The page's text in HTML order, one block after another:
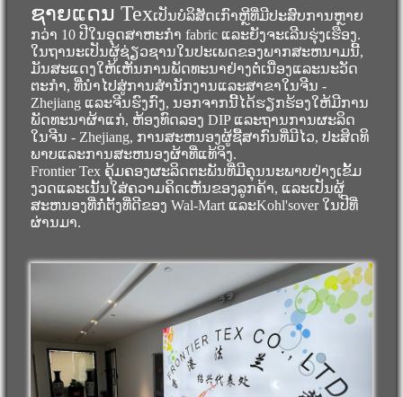
ຊາຍແດນ Texເປັນບໍລິສັດເກົາຫຼີທີ່ມີປະສົບການຫຼາຍ
ກວ່າ 10 ປີໃນອຸດສາຫະກໍາ fabric ແລະຍັງຈະເລີນຮຸ່ງເຮືອງ.
ໃນ​ຖາ​ນະ​ເປັນ​ຜູ້​ຊ່ຽວ​ຊານ​ໃນ​ປະ​ເພດ​ຂອງ​ພາກ​ສະ​ຫນາມ​ນີ້​,
ມັນ​ສະ​ແດງ​ໃຫ້​ເຫັນ​ການ​ພັດ​ທະ​ນາ​ຢ່າງ​ຕໍ່​ເນື່ອງ​ແລະ​ນະ​ວັດ​
ຕະ​ກໍາ​, ທີ່​ນໍາ​ໄປ​ສູ່​ການ​ສໍາ​ນັກ​ງານ​ແລະ​ສາ​ຂາ​ໃນ​ຈີນ -
Zhejiang ແລະ​ຈີນ​ຮົງ​ກົງ​, ນອກ​ຈາກ​ນີ້​ໄດ້​ຮຽກ​ຮ້ອງ​ໃຫ້​ມີ​ການ​
ພັດ​ທະ​ນາ​ຜ້າ​ແກ່​, ຫ້ອງ​ທົດ​ລອງ DIP ແລະ​ຖານ​ການ​ຜະ​ລິດ​
ໃນ​ຈີນ - Zhejiang​, ການ​ສະ​ຫນອງ​ຜູ້​ຊື້​ສາ​ກົນ​ທີ່​ມີ​ໄວ​, ປະ​ສິດ​ທິ​
ພາບ​ແລະ​ການ​ສະ​ຫນອງ​ຜ້າ​ທີ່​ແທ້​ຈິງ​.
Frontier Tex ຄຸ້ມຄອງຜະລິດຕະພັນທີ່ມີຄຸນນະພາບຢ່າງເຂັ້ມ
ງວດແລະເນັ້ນໃສ່ຄວາມຄິດເຫັນຂອງລູກຄ້າ, ແລະເປັນຜູ້
ສະຫນອງທີ່ກໍ່ຕັ້ງທີ່ດີຂອງ Wal-Mart ແລະKohl'sover ໃນປີທີ່
ຜ່ານມາ.